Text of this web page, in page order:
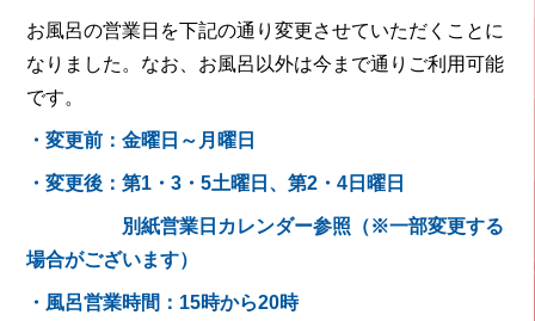
お風呂の営業日を下記の通り変更させていただくことに
なりました。なお、お風呂以外は今まで通りご利用可能
です。
・変更前：金曜日～月曜日
・変更後：第1・3・5土曜日、第2・4日曜日
別紙営業日カレンダー参照（※一部変更する
場合がございます）
・風呂営業時間：15時から20時